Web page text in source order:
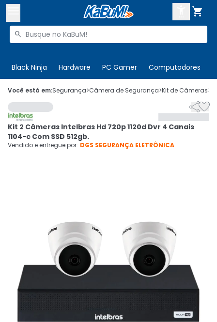

Buscar produtos

Black Ninja Hardware PC Gamer Computadores
 Olá. Acesse sua conta
 Departamentos
Cupons
CADASTRE-SE
Você está em:Segurança>Câmera de Segurança>Kit de Câmeras>

Kit 2 Câmeras Intelbras Hd 720p 1120d Dvr 4 Canais
1104-c Com SSD 512gb.
Vendido e entregue por: DGS SEGURANÇA ELETRÔNICA